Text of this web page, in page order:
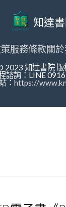
知達
服務條款關
2023 知達書院 版
諮詢：LINE
： https://